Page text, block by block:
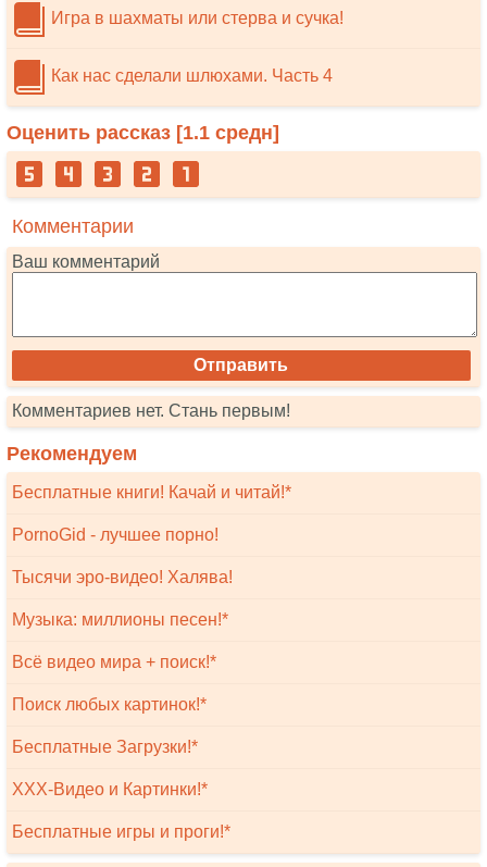
Игра в шахматы или стерва и сучка!
Как нас сделали шлюхами. Часть 4
Оценить рассказ [1.1 средн]
Комментарии
Ваш комментарий
Комментариев нет. Стань первым!
Рекомендуем
Бесплатные книги! Качай и читай!*
PornoGid - лучшее порно!
Тысячи эро-видео! Халява!
Музыка: миллионы песен!*
Всё видео мира + поиск!*
Поиск любых картинок!*
Бесплатные Загрузки!*
XXX-Видео и Картинки!*
Бесплатные игры и проги!*